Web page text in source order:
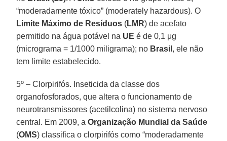
“moderadamente tóxico” (moderately hazardous). O
Limite Máximo de Resíduos (LMR) de acefato
permitido na água potável na UE é de 0,1 μg
(micrograma = 1/1000 miligrama); no Brasil , ele não
tem limite estabelecido.
5º – Clorpirifós. Inseticida da classe dos
organofosforados, que altera o funcionamento de
neurotransmissores (acetilcolina) no sistema nervoso
central. Em 2009, aOrganização Mundial da Saúde
(OMS) classifica o clorpirifós como “moderadamente